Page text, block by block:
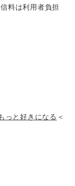
料は利用者負担
っと好きになる ＜